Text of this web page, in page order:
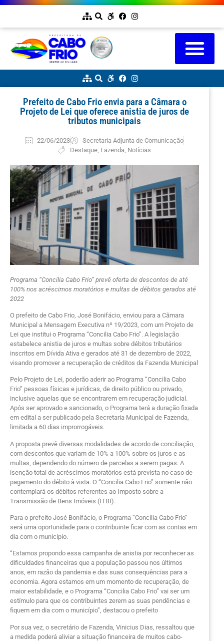
Prefeito de Cabo Frio envia para a Câmara o
Projeto de Lei que oferece anistia de juros de
tributos municipais
22/06/2023
Secretaria Adjunta de Comunicação
Destaque, Fazenda Notícias
Programa “Concilia Cabo Frio” prevê oferta de descontos de até
100% nos acréscimos moratórios e multas de débitos gerados até
2022
O prefeito de Cabo Frio, José Bonifácio, enviou para a Câmara
Municipal a Mensagem Executiva nº 19/2023, com um Projeto de
Lei que institui o Programa “Concilia Cabo Frio”. A legislação
estabelece anistia de juros e multas sobre débitos tributários
inscritos em Dívida Ativa e gerados até 31 de dezembro de 2022,
visando promover a recuperação de créditos da Fazenda Municipal
Pelo Projeto de Lei, poderão aderir ao Programa “Concilia Cabo
Frio” pessoas físicas e jurídicas, de direito público ou privado,
inclusive aquelas que se encontrarem em recuperação judicial.
Após ser aprovado e sancionado, o Programa terá a duração fixada
em edital a ser publicado pela Secretaria Municipal de Fazenda,
limitada a 60 dias improrrogáveis.
A proposta prevê diversas modalidades de acordo de conciliação,
com descontos que variam de 10% a 100% sobre os juros e as
multas, dependendo do número de parcelas a serem pagas. A
isenção total de acréscimos moratórios está prevista no caso de
pagamento do débito à vista. O “Concilia Cabo Frio” somente não
contemplará os débitos referentes ao Imposto sobre a
Transmissão de Bens Imóveis (ITBI).
Para o prefeito José Bonifácio, o Programa “Concilia Cabo Frio”
será uma oportunidade para o contribuinte ficar com as contas em
dia com o município.
“Estamos propondo essa campanha de anistia por reconhecer as
dificuldades financeiras que a população passou nos últimos
anos, em razão da pandemia e das suas consequências para a
economia. Agora estamos em um momento de recuperação, de
maior estabilidade, e o Programa “Concilia Cabo Frio” vai ser um
estímulo para que os contribuintes zerem as suas pendências e
fiquem em dia com o município”, destacou o prefeito
Por sua vez, o secretário de Fazenda, Vinicius Dias, ressaltou que
a medida poderá aliviar a situação financeira de muitos cabo-